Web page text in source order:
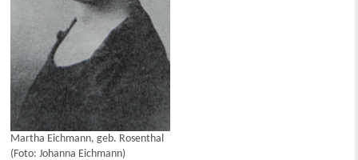
Martha Eichmann, geb. Rosenthal
(Foto: Johanna Eichmann)